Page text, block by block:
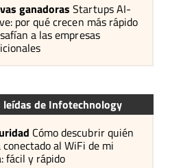
ganadoras Startups AI-
por qué crecen más rápido
a las empresas
leídas de Infotechnology
Cómo descubrir quién
al WiFi de mi
fácil y rápido